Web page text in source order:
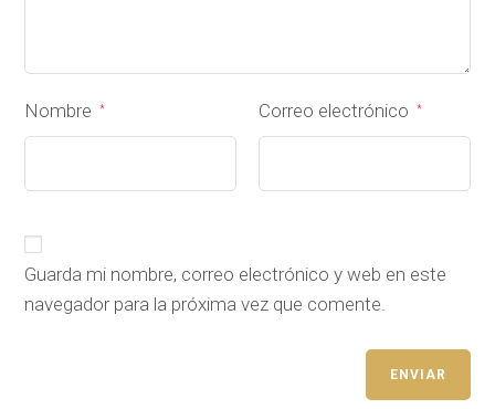
Nombre * Correo electrónico *
Guarda mi nombre, correo electrónico y web en este
navegador para la próxima vez que comente.